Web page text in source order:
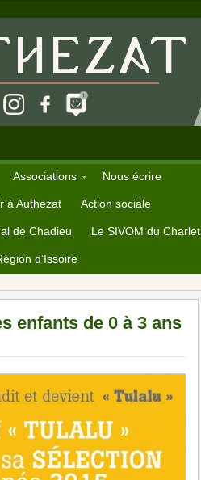
Associations Nous écrire
à Authezat Action sociale
de Chadieu Le SIVOM du Charlet
d’Issoire
enfants de 0 à 3 ans